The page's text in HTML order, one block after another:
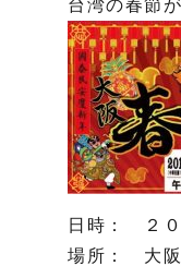
台湾の春節
日時： ２０
場所： 大